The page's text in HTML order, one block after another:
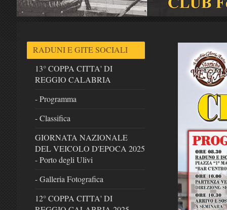
RADUNI E GITE SOCIALI
13° COPPA CITTA' DI
REGGIO CALABRIA
- Programma
- Classifica
GIORNATA NAZIONALE
DEL VEICOLO D'EPOCA 2025
- Porto degli Ulivi
- Galleria Fotografica
12° COPPA CITTA' DI